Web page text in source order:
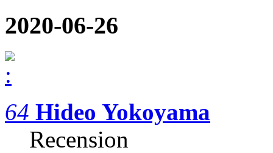
2020-06-26
64 Hideo Yokoyama
Recension